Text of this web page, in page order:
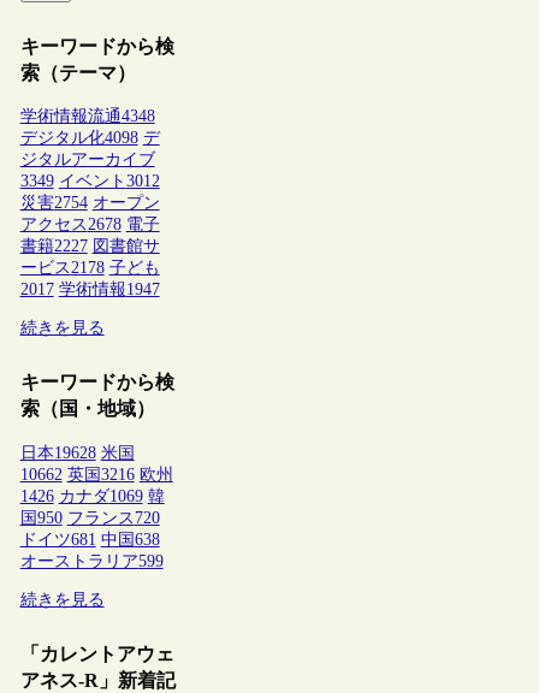
キーワードから検
索（テーマ）
学術情報流通4348
デジタル化4098 デ
ジタルアーカイブ
3349 イベント 3012
災害2754 オープン
アクセス2678 電子
書籍2227 図書館サ
ービス2178 子ども
2017 学術情報1947
続きを見る
キーワードから検
索（国・地域）
日本19628 米国
10662 英国3216 欧州
1426 カナダ1069 韓
国950 フランス 720
ドイツ681 中国638
オーストラリア599
続きを見る
「カレントアウェ
アネス-R」新着記